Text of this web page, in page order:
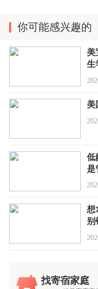
你可能感兴趣的
美
生
美
低
是
想
别
找寄宿家庭